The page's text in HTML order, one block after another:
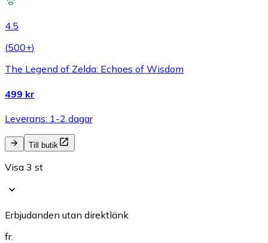
4.5
(500+)
The Legend of Zelda: Echoes of Wisdom
499 kr
Leverans: 1-2 dagar
Till butik
Visa 3 st
Erbjudanden utan direktlänk
fr.